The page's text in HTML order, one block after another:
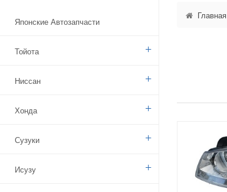
Японские Автозапчасти
Тойота
Ниссан
Хонда
Сузуки
Исузу
Главная